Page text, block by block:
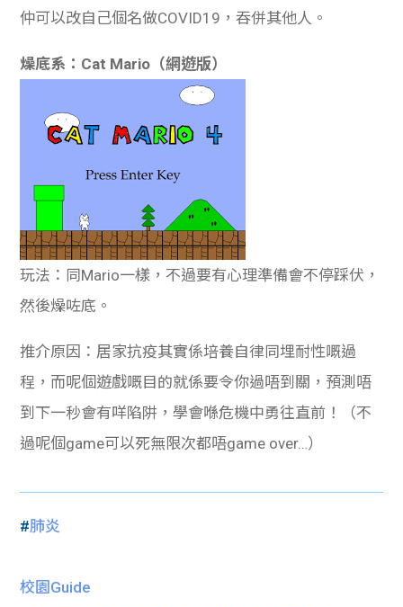
仲可以改自己個名做COVID19，吞併其他人。
燥底系：Cat Mario（網遊版）
玩法：同Mario一樣，不過要有心理準備會不停踩伏，
然後燥咗底。
推介原因：居家抗疫其實係培養自律同埋耐性嘅過
程，而呢個遊戲嘅目的就係要令你過唔到關，預測唔
到下一秒會有咩陷阱，學會喺危機中勇往直前！（不
過呢個game可以死無限次都唔game over…）
#肺炎
校園Guide